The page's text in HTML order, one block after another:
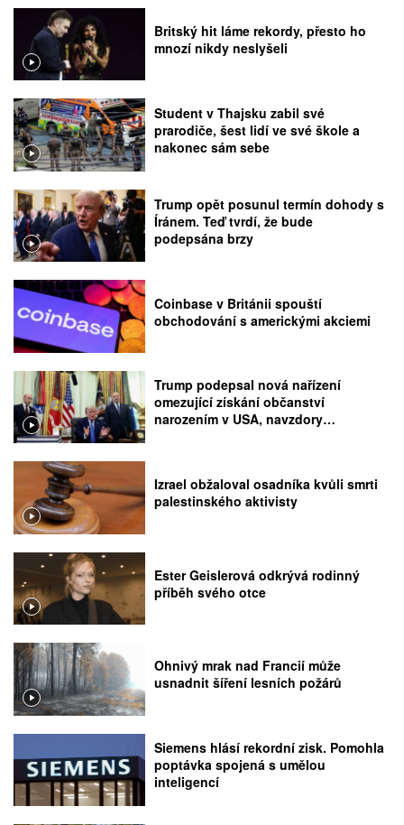
Britský hit láme rekordy, přesto ho
mnozí nikdy neslyšeli
Student v Thajsku zabil své
prarodiče, šest lidí ve své škole a
nakonec sám sebe
Trump opět posunul termín dohody s
Íránem. Teď tvrdí, že bude
podepsána brzy
Coinbase v Británii spouští
obchodování s americkými akciemi
Trump podepsal nová nařízení
omezující získání občanství
narozením v USA, navzdory
Izrael obžaloval osadníka kvůli smrti
palestinského aktivisty
Ester Geislerová odkrývá rodinný
příběh svého otce
Ohnivý mrak nad Francií může
usnadnit šíření lesních požárů
Siemens hlásí rekordní zisk. Pomohla
poptávka spojená s umělou
inteligencí